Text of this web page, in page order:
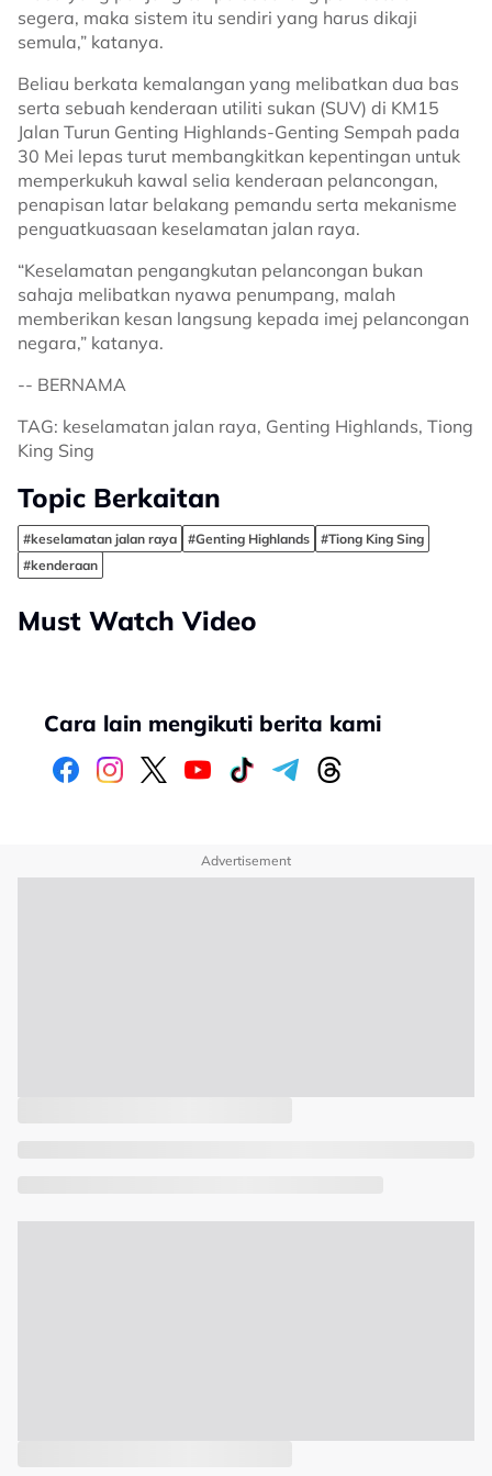
segera, maka sistem itu sendiri yang harus dikaji
semula,” katanya.
Beliau berkata kemalangan yang melibatkan dua bas
serta sebuah kenderaan utiliti sukan (SUV) di KM15
Jalan Turun Genting Highlands-Genting Sempah pada
30 Mei lepas turut membangkitkan kepentingan untuk
memperkukuh kawal selia kenderaan pelancongan,
penapisan latar belakang pemandu serta mekanisme
penguatkuasaan keselamatan jalan raya.
“Keselamatan pengangkutan pelancongan bukan
sahaja melibatkan nyawa penumpang, malah
memberikan kesan langsung kepada imej pelancongan
negara,” katanya.
-- BERNAMA
TAG: keselamatan jalan raya, Genting Highlands, Tiong
King Sing
Topic Berkaitan
#keselamatan jalan raya #Genting Highlands
#Tiong King Sing
#kenderaan
Must Watch Video
Cara lain mengikuti berita kami
Advertisement